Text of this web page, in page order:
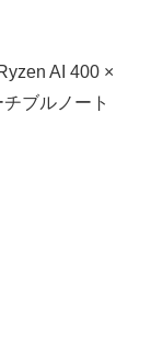
AI 400 ×
ブルノート